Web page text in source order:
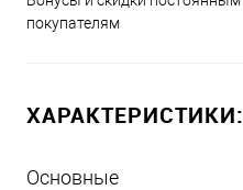
покупателям
ХАРАКТЕРИСТИКИ:
Основные